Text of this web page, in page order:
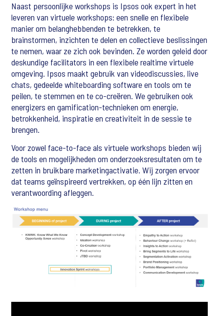
Naast persoonlijke workshops is Ipsos ook expert in het
leveren van virtuele workshops: een snelle en flexibele
manier om belanghebbenden te betrekken, te
brainstormen, inzichten te delen en collectieve beslissingen
te nemen, waar ze zich ook bevinden. Ze worden geleid door
deskundige facilitators in een flexibele realtime virtuele
omgeving. Ipsos maakt gebruik van videodiscussies, live
chats, gedeelde whiteboarding software en tools om te
peilen, te stemmen en te co-creëren. We gebruiken ook
energizers en gamification-technieken om energie,
betrokkenheid, inspiratie en creativiteit in de sessie te
brengen.
Voor zowel face-to-face als virtuele workshops bieden wij
de tools en mogelijkheden om onderzoeksresultaten om te
zetten in bruikbare marketingactivatie. Wij zorgen ervoor
dat teams geïnspireerd vertrekken, op één lijn zitten en
verantwoording afleggen.